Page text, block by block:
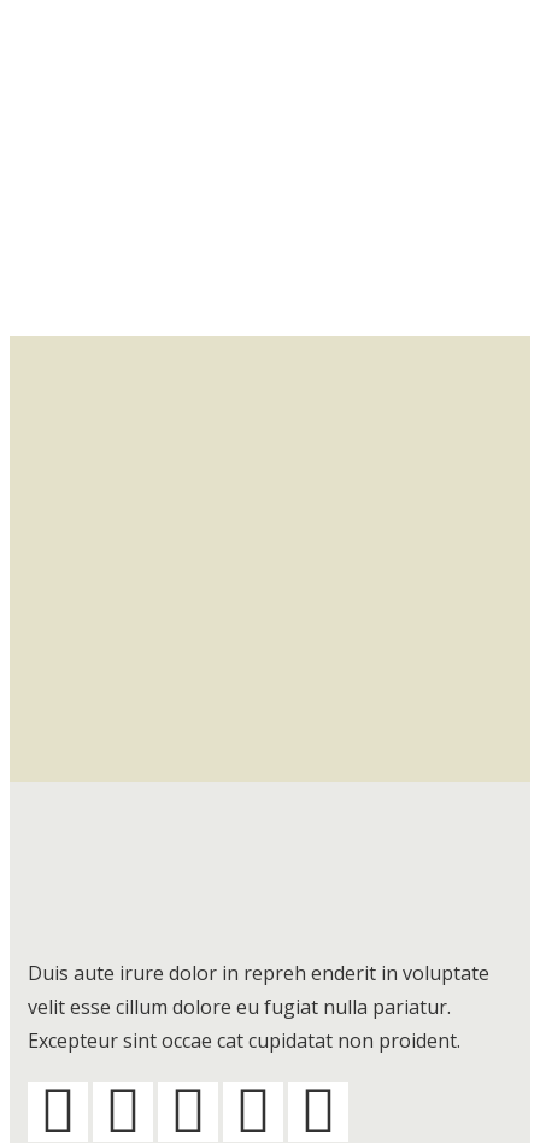
Duis aute irure dolor in repreh enderit in voluptate
velit esse cillum dolore eu fugiat nulla pariatur.
Excepteur sint occae cat cupidatat non proident.